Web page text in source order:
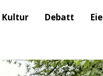
Kultur Debatt